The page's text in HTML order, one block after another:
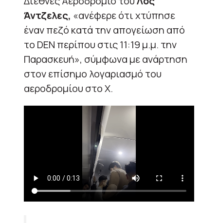
Άντζελες, «ανέφερε ότι χτύπησε
έναν πεζό κατά την απογείωση από
το DEN περίπου στις 11:19 μ.μ. την
Παρασκευή», σύμφωνα με ανάρτηση
στον επίσημο λογαριασμό του
αεροδρομίου στο X.